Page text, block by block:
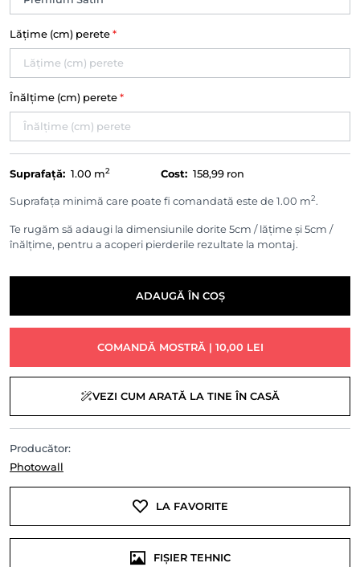
Lățime (cm) perete *
Înălțime (cm) perete *
Suprafață: 1.00 m2 Cost: 158,99 ron
Suprafața minimă care poate fi comandată este de 1.00 m2.
Te rugăm să adaugi la dimensiunile dorite 5cm / lățime și 5cm /
înălțime, pentru a acoperi pierderile rezultate la montaj.
ADAUGĂ ÎN COȘ
COMANDĂ MOSTRĂ | 10,00 LEI
VEZI CUM ARATĂ LA TINE ÎN CASĂ
Producător:
Photowall
LA FAVORITE
FIȘIER TEHNIC